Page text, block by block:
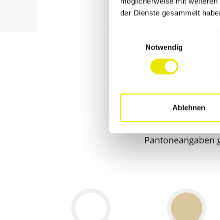
der Dienste gesammelt
Notwendig
Ablehnen
Wähle für Pro‑Tent
aus –
Pantoneangaben